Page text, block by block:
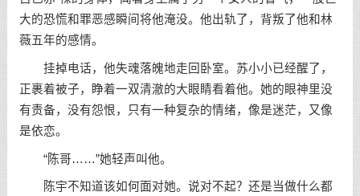
大的恐慌和罪恶感瞬间将他淹没。他出轨了，背叛了他和林
薇五年的感情。
挂掉电话，他失魂落魄地走回卧室。苏小小已经醒了，
正裹着被子，睁着一双清澈的大眼睛看着他。她的眼神里没
有责备，没有怨恨，只有一种复杂的情绪，像是迷茫，又像
是依恋。
“陈哥……”她轻声叫他。
陈宇不知道该如何面对她。说对不起？还是当做什么都